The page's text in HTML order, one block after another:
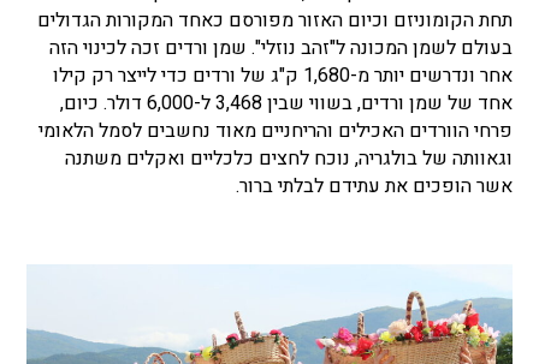
תחת הקומוניזם וכיום האזור מפורסם כאחד המקורות הגדולים
בעולם לשמן המכונה ל"זהב נוזלי". שמן ורדים זכה לכינוי הזה
אחר ונדרשים יותר מ-1,680 ק"ג של ורדים כדי לייצר רק קילו
אחד של שמן ורדים, בשווי שבין 3,468 ל-6,000 דולר. כיום,
פרחי הוורדים האכילים והריחניים מאוד נחשבים לסמל הלאומי
וגאוותה של בולגריה, נוכח לחצים כלכליים ואקלים משתנה
אשר הופכים את עתידם לבלתי ברור.